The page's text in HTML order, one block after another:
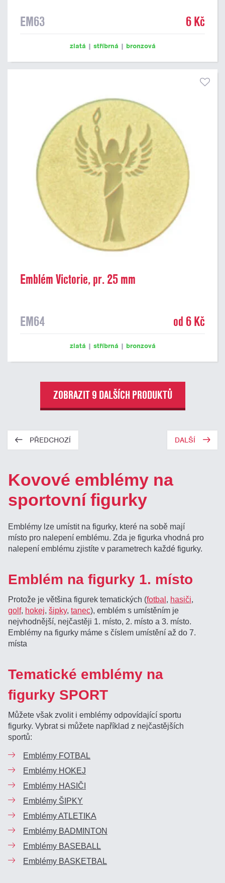
EM63 6 Kč
zlatá | stříbrná | bronzová
Emblém Victorie, pr. 25 mm
EM64 od 6 Kč
zlatá | stříbrná | bronzová
ZOBRAZIT 9 DALŠÍCH PRODUKTŮ
PŘEDCHOZÍ DALŠÍ
Kovové emblémy na
sportovní figurky
Emblémy lze umístit na figurky, které na sobě mají
místo pro nalepení emblému. Zda je figurka vhodná pro
nalepení emblému zjistíte v parametrech každé figurky.
Emblém na figurky 1. místo
Protože je většina figurek tematických (fotbal, hasiči,
golf, hokej,šipky,tanec), emblém s umístěním je
nejvhodnější, nejčastěji 1. místo, 2. místo a 3. místo.
Emblémy na figurky máme s číslem umístění až do 7.
místa
Tematické emblémy na
figurky SPORT
Můžete však zvolit i emblémy odpovídající sportu
figurky. Vybrat si můžete například z nejčastějších
sportů:
Emblémy FOTBAL
Emblémy HOKEJ
Emblémy HASIČI
Emblémy ŠIPKY
Emblémy ATLETIKA
Emblémy BADMINTON
Emblémy BASEBALL
Emblémy BASKETBAL